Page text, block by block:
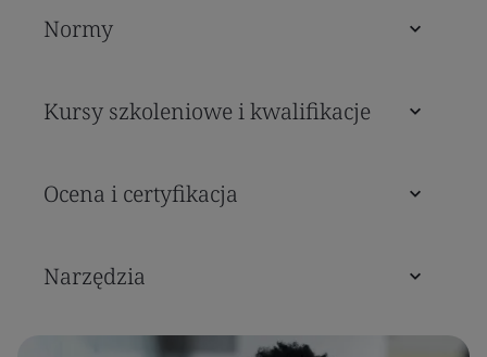
Normy
Kursy szkoleniowe i kwalifikacje
Ocena i certyfikacja
Narzędzia